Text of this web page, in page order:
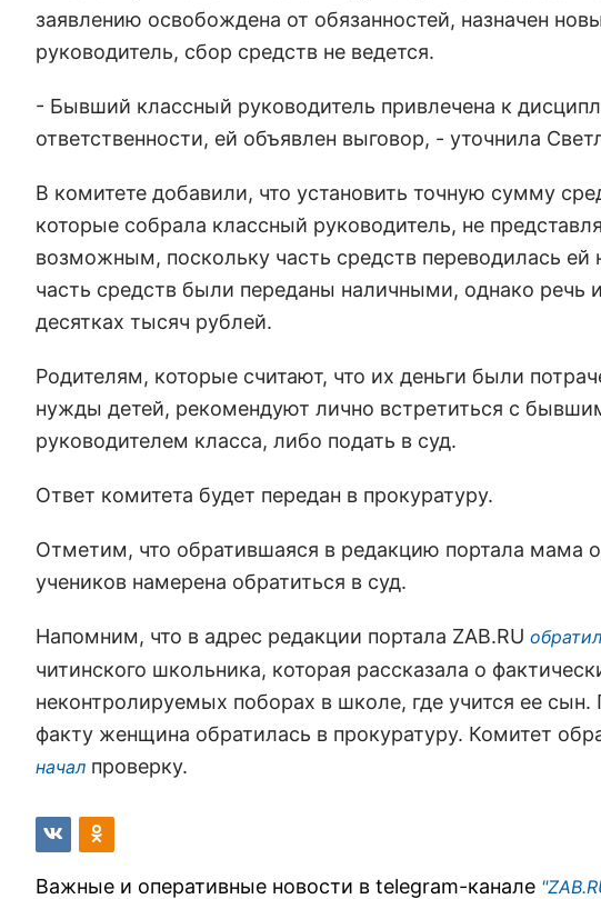
заявлению освобождена от обязанностей, назначен
руководитель, сбор средств не ведется.
- Бывший классный руководитель привлечена к
ответственности, ей объявлен выговор, - уточнила
В комитете добавили, что установить точную сумму
которые собрала классный руководитель, не
возможным, поскольку часть средств переводилась ей
часть средств были переданы наличными, однако речь
десятках тысяч рублей.
Родителям, которые считают, что их деньги были
нужды детей, рекомендуют лично встретиться с
руководителем класса, либо подать в суд.
Ответ комитета будет передан в прокуратуру.
Отметим, что обратившаяся в редакцию портала мама
учеников намерена обратиться в суд.
Напомним, что в адрес редакции портала ZAB.RU
читинского школьника, которая рассказала о
неконтролируемых поборах в школе, где учится ее
факту женщина обратилась в прокуратуру. Комитет
начал проверку.
Важные и оперативные новости в telegram-канале